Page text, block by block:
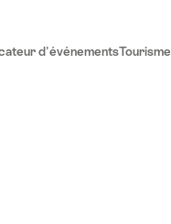
d'événementsTourisme